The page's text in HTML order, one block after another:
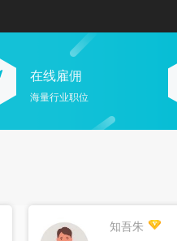
在线雇佣
海量行业职位
知吾朱